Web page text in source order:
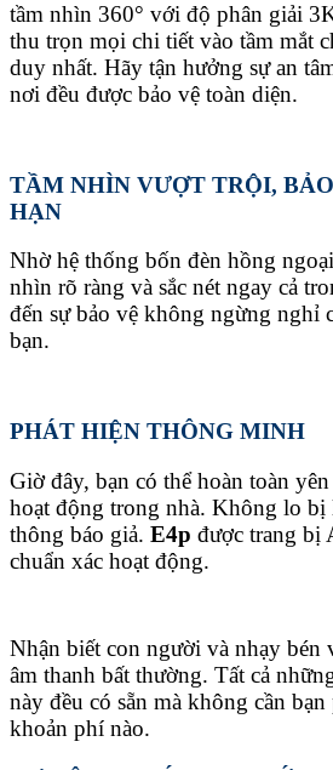
tầm nhìn 360° với độ phân giải
thu trọn mọi chi tiết vào tầm mắt
duy nhất. Hãy tận hưởng sự an
nơi đều được bảo vệ toàn diện.
TẦM NHÌN VƯỢT TRỘI,
HẠN
Nhờ hệ thống bốn đèn hồng
nhìn rõ ràng và sắc nét ngay cả
đến sự bảo vệ không ngừng nghỉ
bạn.
PHÁT HIỆN THÔNG MINH
Giờ đây, bạn có thể hoàn toàn
hoạt động trong nhà. Không lo
thông báo giả. E4p được trang bị
chuẩn xác hoạt động.
Nhận biết con người và nhạy bén
âm thanh bất thường. Tất cả
này đều có sẵn mà không cần
khoản phí nào.